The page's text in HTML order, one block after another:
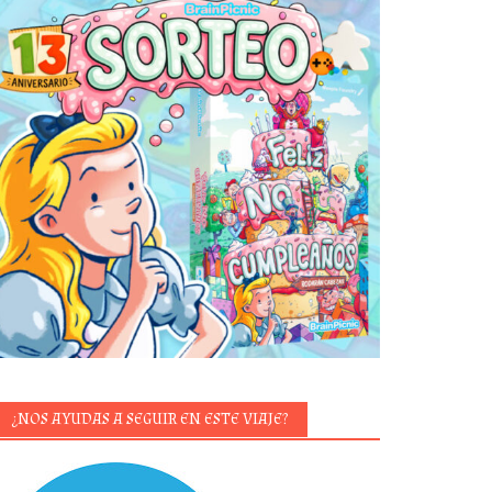
¿NOS AYUDAS A SEGUIR EN ESTE VIAJE?